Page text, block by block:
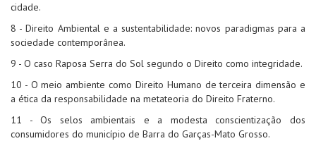
cidade.
8 - Direito Ambiental e a sustentabilidade: novos paradigmas para a
sociedade contemporânea.
9 - O caso Raposa Serra do Sol segundo o Direito como integridade.
10 - O meio ambiente como Direito Humano de terceira dimensão e
a ética da responsabilidade na metateoria do Direito Fraterno.
11 - Os selos ambientais e a modesta conscientização dos
consumidores do município de Barra do Garças-Mato Grosso.